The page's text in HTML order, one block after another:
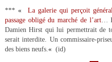
*** « La galerie qui perçoit
passage obligé du marché de l’art…
Damien Hirst qui lui permettrait de
serait interdite. Un commissaire-
des biens neufs. « (id)